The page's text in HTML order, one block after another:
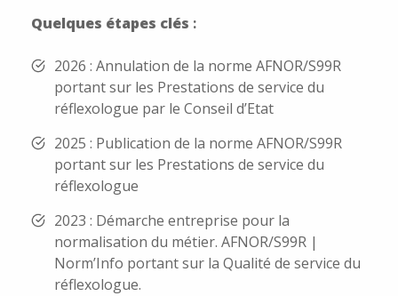
Quelques étapes clés :
2026 : Annulation de la norme AFNOR/S99R
portant sur les Prestations de service du
réflexologue par le Conseil d’Etat
2025 : Publication de la norme AFNOR/S99R
portant sur les Prestations de service du
réflexologue
2023 : Démarche entreprise pour la
normalisation du métier. AFNOR/S99R |
Norm’Info portant sur la Qualité de service du
réflexologue.